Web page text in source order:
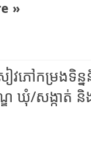
»
វភៅ​កម្រង​ទិ
ឌ​ ឃុំ​/​សង្កាត់​ និ